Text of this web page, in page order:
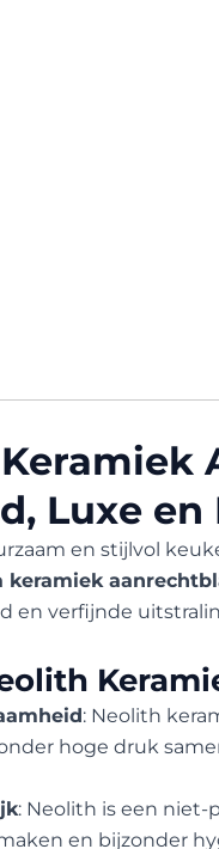
Luxe
en stijlvol
keramiek
en verfijnde
: Neolith
hoge druk
: Neolith is een
en bijzonder